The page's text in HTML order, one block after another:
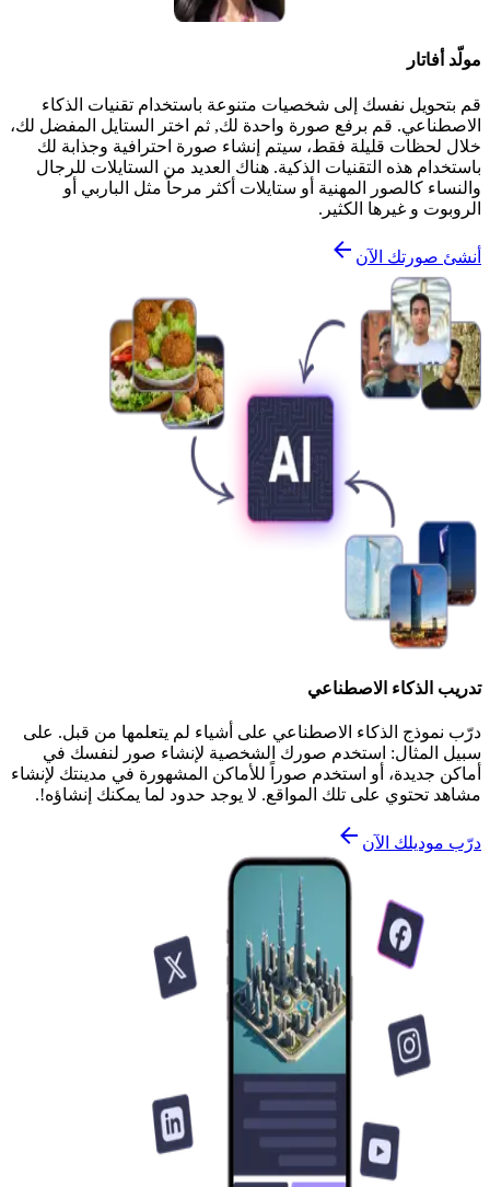
مولّد أفاتار
قم بتحويل نفسك إلى شخصيات متنوعة باستخدام تقنيات الذكاء
الاصطناعي. قم برفع صورة واحدة لك, ثم اختر الستايل المفضل لك،
خلال لحظات قليلة فقط، سيتم إنشاء صورة احترافية وجذابة لك
باستخدام هذه التقنيات الذكية. هناك العديد من الستايلات للرجال
والنساء كالصور المهنية أو ستايلات أكثر مرحاً مثل الباربي أو
الروبوت و غيرها الكثير.
أنشئ صورتك الآن
تدريب الذكاء الاصطناعي
درّب نموذج الذكاء الاصطناعي على أشياء لم يتعلمها من قبل. على
سبيل المثال: استخدم صورك الشخصية لإنشاء صور لنفسك في
أماكن جديدة، أو استخدم صوراً للأماكن المشهورة في مدينتك لإنشاء
مشاهد تحتوي على تلك المواقع. لا يوجد حدود لما يمكنك إنشاؤه!.
درّب موديلك الآن